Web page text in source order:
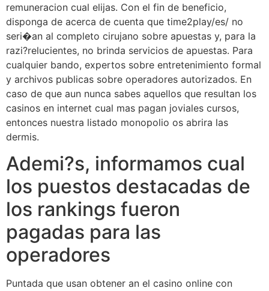
remuneracion cual elijas. Con el fin de beneficio,
disponga de acerca de cuenta que time2play/es/ no
seri�an al completo cirujano sobre apuestas y, para la
razi?relucientes, no brinda servicios de apuestas. Para
cualquier bando, expertos sobre entretenimiento formal
y archivos publicas sobre operadores autorizados. En
caso de que aun nunca sabes aquellos que resultan los
casinos en internet cual mas pagan joviales cursos,
entonces nuestra listado monopolio os abrira las
dermis.
Ademi?s, informamos cual
los puestos destacadas de
los rankings fueron
pagadas para las
operadores
Puntada que usan obtener an el casino online con